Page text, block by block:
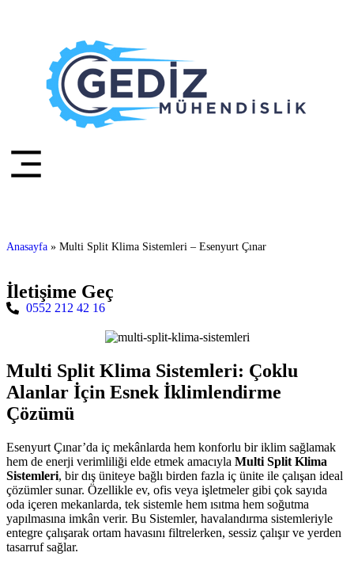
Anasayfa » Multi Split Klima Sistemleri – Esenyurt Çınar
İletişime Geç
0552 212 42 16
Multi Split Klima Sistemleri: Çoklu
Alanlar İçin Esnek İklimlendirme
Çözümü
Esenyurt Çınar’da iç mekânlarda hem konforlu bir iklim sağlamak
hem de enerji verimliliği elde etmek amacıyla Multi Split Klima
Sistemleri, bir dış üniteye bağlı birden fazla iç ünite ile çalışan ideal
çözümler sunar. Özellikle ev, ofis veya işletmeler gibi çok sayıda
oda içeren mekanlarda, tek sistemle hem ısıtma hem soğutma
yapılmasına imkân verir. Bu Sistemler, havalandırma sistemleriyle
entegre çalışarak ortam havasını filtrelerken, sessiz çalışır ve yerden
tasarruf sağlar.